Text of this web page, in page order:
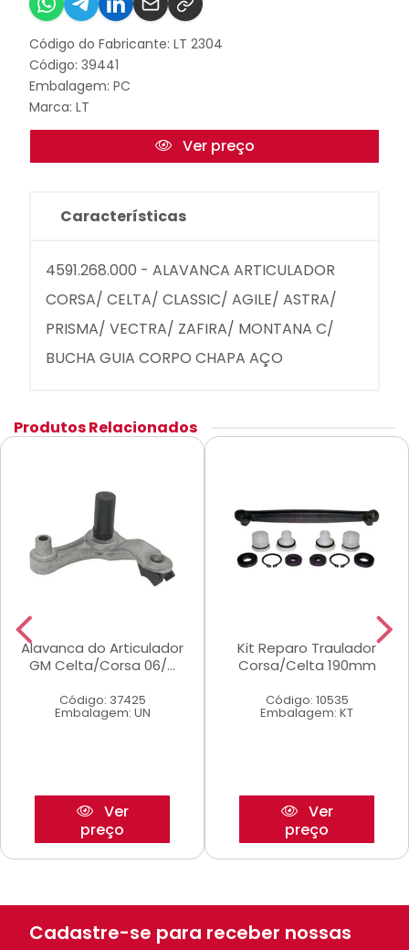
Código do Fabricante: LT 2304
Código: 39441
Embalagem: PC
Marca: LT
Ver preço
Características
4591.268.000 - ALAVANCA ARTICULADOR
CORSA/ CELTA/ CLASSIC/ AGILE/ ASTRA/
PRISMA/ VECTRA/ ZAFIRA/ MONTANA C/
BUCHA GUIA CORPO CHAPA AÇO
Produtos Relacionados
Alavanca do Articulador
GM Celta/Corsa 06/...
Código: 37425
Embalagem: UN
Ver
preço
Kit Reparo Traulador
Corsa/Celta 190mm
Código: 10535
Embalagem: KT
Ver
preço
Cadastre-se para receber nossas